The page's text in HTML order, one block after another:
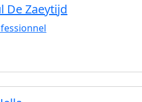
De Zaeytijd